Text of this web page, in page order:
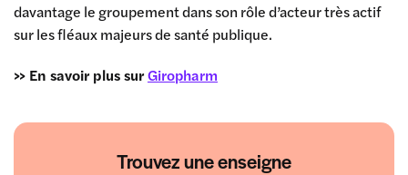
Trouvez une enseigne
davantage le groupement dans son rôle d’acteur très actif
sur les fléaux majeurs de santé publique.
>> En savoir plus surGiropharm